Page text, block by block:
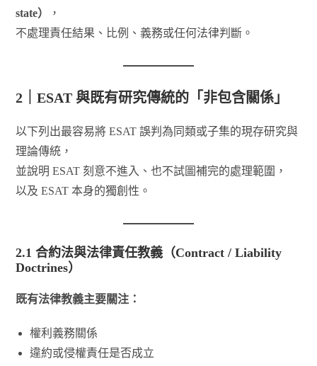
state）
，
不處理責任結果、比例、義務或任何法律判斷。
2｜ESAT 與既有研究傳統的「非包含關係」
以下列出最容易將 ESAT 誤判為同類或子集的現存研究與
理論傳統，
並說明 ESAT 刻意不進入、也不試圖補完的處理範圍，
以及 ESAT 本身的獨創性。
2.1 合約法與法律責任教義（Contract / Liability
Doctrines）
既有法律教義主要關注：
權利義務關係
違約或侵權責任是否成立